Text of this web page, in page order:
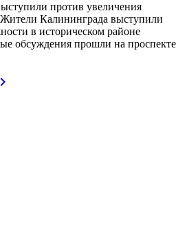
против увеличения
Калининграда выступили
в историческом районе
обсуждения прошли на проспекте
chevron_right